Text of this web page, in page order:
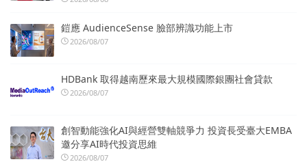
鎧應 AudienceSense 臉部辨識功能上市
2026/08/07
HDBank 取得越南歷來最大規模國際銀團社會貸款
2026/08/07
創智動能強化AI與經營雙軸競爭力 投資長受臺大EMBA
邀分享AI時代投資思維
2026/08/07